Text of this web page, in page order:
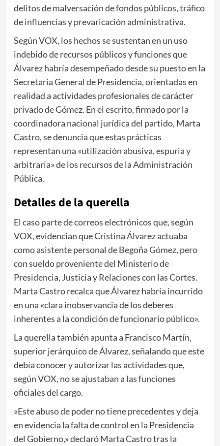
delitos de malversación de fondos públicos, tráfico
de influencias y prevaricación administrativa.
Según VOX, los hechos se sustentan en un uso
indebido de recursos públicos y funciones que
Álvarez habría desempeñado desde su puesto en la
Secretaría General de Presidencia, orientadas en
realidad a actividades profesionales de carácter
privado de Gómez. En el escrito, firmado por la
coordinadora nacional jurídica del partido, Marta
Castro, se denuncia que estas prácticas
representan una «utilización abusiva, espuria y
arbitraria» de los recursos de la Administración
Pública.
Detalles de la querella
El caso parte de correos electrónicos que, según
VOX, evidencian que Cristina Álvarez actuaba
como asistente personal de Begoña Gómez, pero
con sueldo proveniente del Ministerio de
Presidencia, Justicia y Relaciones con las Cortes.
Marta Castro recalca que Álvarez habría incurrido
en una «clara inobservancia de los deberes
inherentes a la condición de funcionario público».
La querella también apunta a Francisco Martín,
superior jerárquico de Álvarez, señalando que este
debía conocer y autorizar las actividades que,
según VOX, no se ajustaban a las funciones
oficiales del cargo.
«Este abuso de poder no tiene precedentes y deja
en evidencia la falta de control en la Presidencia
del Gobierno,» declaró Marta Castro tras la